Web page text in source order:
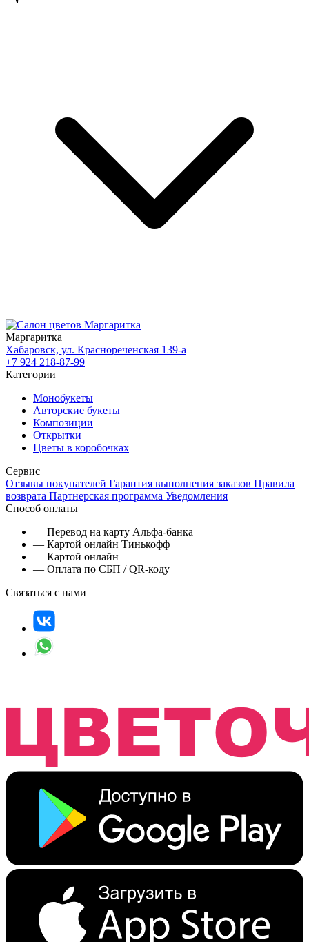
Маргаритка
Хабаровск, ул. Краснореченская 139-а
+7 924 218-87-99
Категории
Монобукеты
Авторские букеты
Композиции
Открытки
Цветы в коробочках
Сервис
Отзывы покупателей Гарантия выполнения заказов Правила
возврата Партнерская программа Уведомления
Способ оплаты
— Перевод на карту Альфа-банка
— Картой онлайн Тинькофф
— Картой онлайн
— Оплата по СБП / QR-коду
Связаться с нами